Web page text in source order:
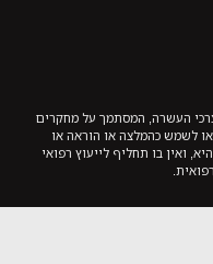
העשרה, המסתמך על מחקרים
או לשמש כהמלצה או הוראה או
ואין בו תחליף לייעוץ רפואי